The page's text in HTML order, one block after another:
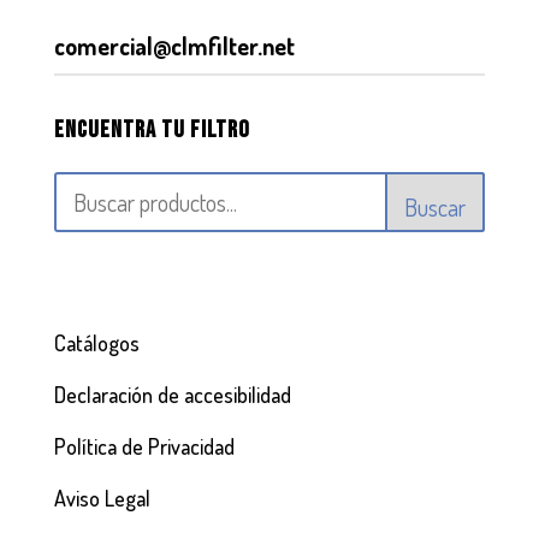
comercial@clmfilter.net
Encuentra tu filtro
Buscar
Catálogos
Declaración de accesibilidad
Política de Privacidad
Aviso Legal